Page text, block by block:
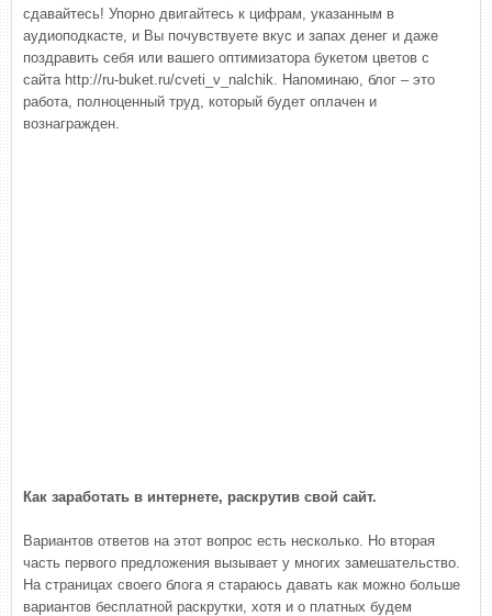
сдавайтесь! Упорно двигайтесь к цифрам, указанным в
аудиоподкасте, и Вы почувствуете вкус и запах денег и даже
поздравить себя или вашего оптимизатора букетом цветов с
сайта http://ru-buket.ru/cveti_v_nalchik. Напоминаю, блог – это
работа, полноценный труд, который будет оплачен и
вознагражден.
Кaк зaрaботaть в интeрнeтe, раскрутив свой сайт.
Вариантов ответов на этот вопрос есть несколько. Но вторая
часть первого предложения вызывает у многих замешательство.
На страницах своего блога я стараюсь давать как можно больше
вариантов бесплатной раскрутки, хотя и о платных будем